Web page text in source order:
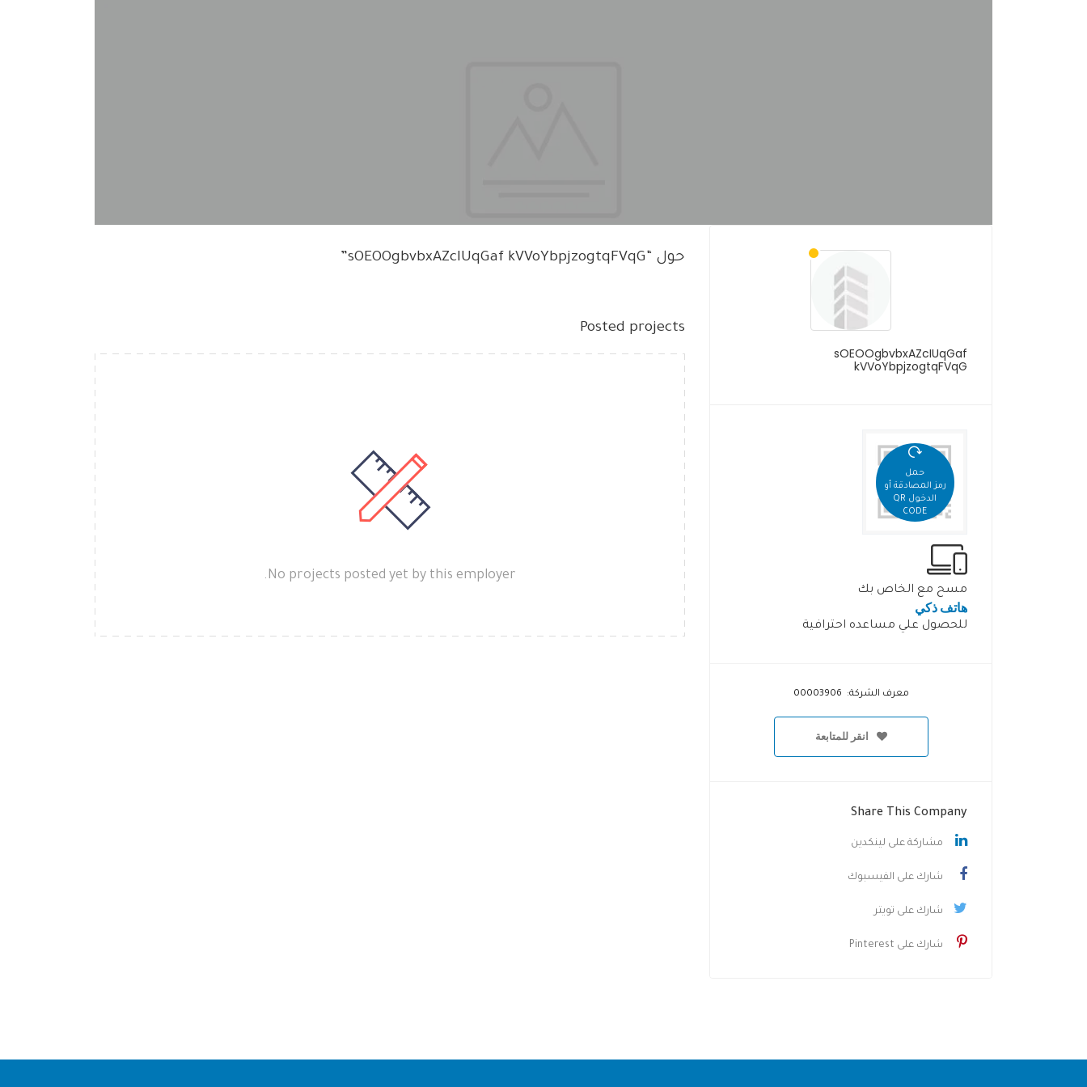
sOEOOgbvbxAZcIUqGaf
kVVoYbpjzogtqFVqG
حمل
رمز المصادقة أو
الدخول QR
CODE
مسح مع الخاص بك
هاتف ذكي
للحصول علي مساعده احترافية
معرف الشركة: 00003906
انقر للمتابعة
Share This Company
مشاركة على لينكدين
شارك على الفيسبوك
شارك على تويتر
شارك على Pinterest
حول “sOEOOgbvbxAZcIUqGaf kVVoYbpjzogtqFVqG”
Posted projects
No projects posted yet by this employer.